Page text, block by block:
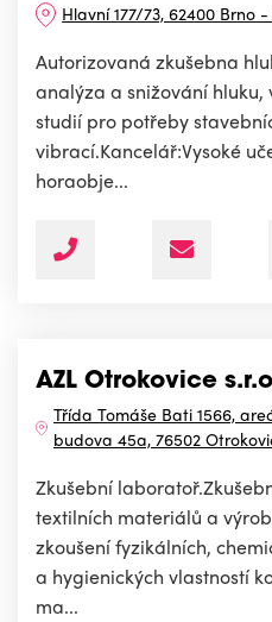
Hlavní 177/73, 62400 Brno
Autorizovaná zkušebna
analýza a snižování
studií pro potřeby
vibrací.Kancelář:Vysoké
horaobje...
AZL Otrokovice
Třída Tomáše Bati 1566,
budova 45a, 76502
Zkušební
textilních materiálů a
zkoušení fyzikálních,
a hygienických vlastností
ma...